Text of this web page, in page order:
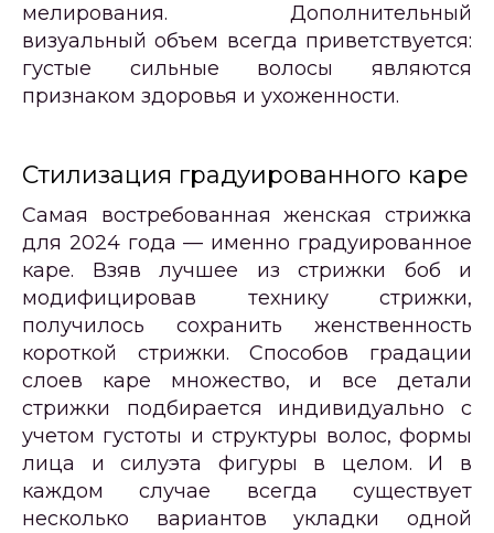
мелирования. Дополнительный
визуальный объем всегда приветствуется:
густые сильные волосы являются
признаком здоровья и ухоженности.
Стилизация градуированного каре
Самая востребованная женская стрижка
для 2024 года — именно градуированное
каре. Взяв лучшее из стрижки боб и
модифицировав технику стрижки,
получилось сохранить женственность
короткой стрижки. Способов градации
слоев каре множество, и все детали
стрижки подбирается индивидуально с
учетом густоты и структуры волос, формы
лица и силуэта фигуры в целом. И в
каждом случае всегда существует
несколько вариантов укладки одной